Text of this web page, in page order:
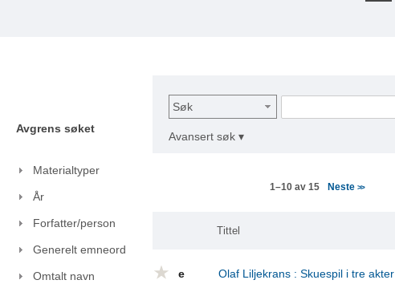
Avgrens søket
Materialtyper
År
Forfatter/person
Generelt emneord
Omtalt navn
Søk
Avansert søk ▾
1–10 av 15 Neste>>
Tittel
e Olaf Liljekrans : Skuespil i tre akter